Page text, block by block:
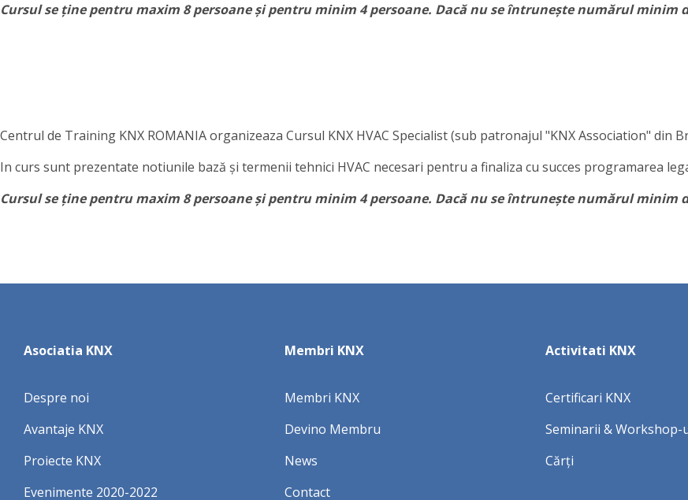
Cursul se ține pentru maxim 8 persoane și pentru minim 4 persoane. Dacă nu se întrunește numărul minim
Centrul de Training KNX ROMANIA organizeaza Cursul KNX HVAC Specialist (sub patronajul "KNX Association" din
In curs sunt prezentate notiunile bază și termenii tehnici HVAC necesari pentru a finaliza cu succes programarea
Cursul se ține pentru maxim 8 persoane și pentru minim 4 persoane. Dacă nu se întrunește numărul minim
Asociatia KNX
Despre noi
Avantaje KNX
Proiecte KNX
Evenimente 2020-2022
Membri KNX
Membri KNX
Devino Membru
News
Contact
Activitati KNX
Certificari KNX
Seminarii & Workshop-
Cărți